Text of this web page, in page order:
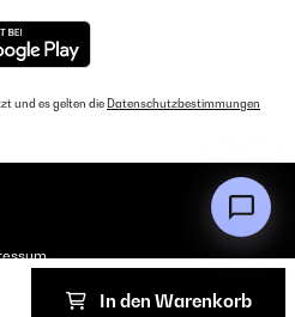
In den Warenkorb
und es gelten die Datenschutzbestimmungen
reserved